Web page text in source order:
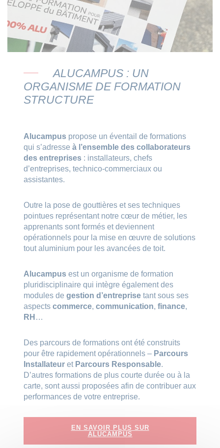
ALUCAMPUS : UN
ORGANISME DE FORMATION
STRUCTURE
Alucampus propose un éventail de formations
qui s’adresseà l’ensemble des collaborateurs
des entreprises : installateurs, chefs
d’entreprises, technico-commerciaux ou
assistantes.
Outre la pose de gouttières et ses techniques
pointues représentant notre cœur de métier, les
apprenants sont formés et deviennent
opérationnels pour la mise en œuvre de solutions
tout aluminium pour les avancées de toit.
Alucampusest un organisme de formation
pluridisciplinaire qui intègre également des
modules degestion d’entreprisetant sous ses
aspectscommerce,communication, finance,
RH …
Des parcours de formations ont été construits
pour être rapidement opérationnels – Parcours
Installateur et Parcours Responsable.
D’autres formations de plus courte durée ou à la
carte, sont aussi proposées afin de contribuer aux
performances de votre entreprise.
EN SAVOIR PLUS SUR
ALUCAMPUS